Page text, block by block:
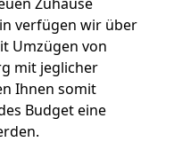
verfügen wir über
Umzügen von
mit jeglicher
Ihnen somit
Budget eine